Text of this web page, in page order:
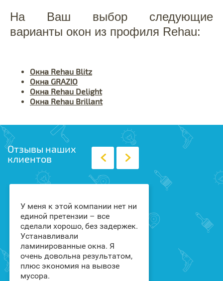
На Ваш выбор следующие
варианты окон из профиля Rehau:
Окна Rehau Blitz
Окна GRAZIO
Окна Rehau Delight
Окна Rehau Brillant
Отзывы наших
клиентов
У меня к этой компании нет ни
единой претензии – все
сделали хорошо, без задержек.
Устанавливали
ламинированные окна. Я
очень довольна результатом,
плюс экономия на вывозе
мусора.
Столице
для
со
оказались
все сделали